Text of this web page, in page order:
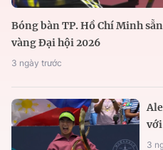
Bóng bàn TP. Hồ Chí Minh
vàng Đại hội 2026
3 ngày trước
3